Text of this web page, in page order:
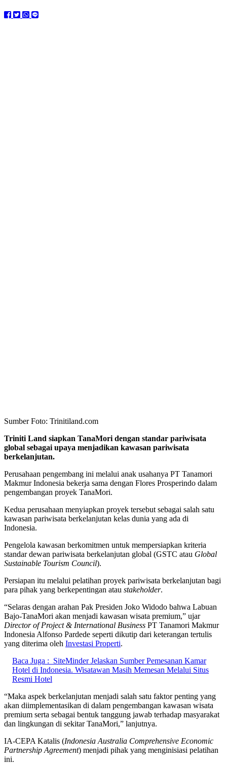
Sumber Foto: Trinitiland.com
Triniti Land siapkan TanaMori dengan standar pariwisata
global sebagai upaya menjadikan kawasan pariwisata
berkelanjutan.
Perusahaan pengembang ini melalui anak usahanya PT Tanamori
Makmur Indonesia bekerja sama dengan Flores Prosperindo dalam
pengembangan proyek TanaMori.
Kedua perusahaan menyiapkan proyek tersebut sebagai salah satu
kawasan pariwisata berkelanjutan kelas dunia yang ada di
Indonesia.
Pengelola kawasan berkomitmen untuk mempersiapkan kriteria
standar dewan pariwisata berkelanjutan global (GSTC atau Global
Sustainable Tourism Council).
Persiapan itu melalui pelatihan proyek pariwisata berkelanjutan bagi
para pihak yang berkepentingan atau stakeholder.
“Selaras dengan arahan Pak Presiden Joko Widodo bahwa Labuan
Bajo-TanaMori akan menjadi kawasan wisata premium,” ujar
Director of Project & International Business PT Tanamori Makmur
Indonesia Alfonso Pardede seperti dikutip dari keterangan tertulis
yang diterima oleh Investasi Properti.
Baca Juga : SiteMinder Jelaskan Sumber Pemesanan Kamar
Hotel di Indonesia. Wisatawan Masih Memesan Melalui Situs
Resmi Hotel
“Maka aspek berkelanjutan menjadi salah satu faktor penting yang
akan diimplementasikan di dalam pengembangan kawasan wisata
premium serta sebagai bentuk tanggung jawab terhadap masyarakat
dan lingkungan di sekitar TanaMori,” lanjutnya.
IA-CEPA Katalis (Indonesia Australia Comprehensive Economic
Partnership Agreement) menjadi pihak yang menginisiasi pelatihan
ini.